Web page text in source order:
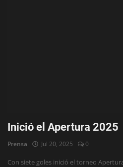
Inició el Apertura 2025
Prensa Jul 20, 2025 0
Con siete goles inició el torneo